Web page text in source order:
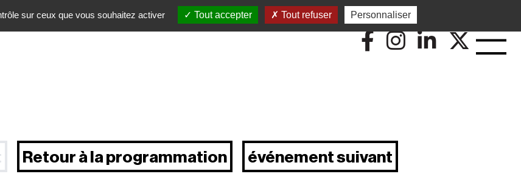
Retour à la programmation événement suivant
sur ceux que vous souhaitez activer Tout accepter Tout refuser Personnaliser